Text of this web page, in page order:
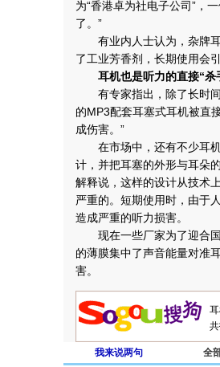
为“香港卓为社电子公司”，
了。”
有业内人士认为，杂牌耳
了工业芳香剂，长期使用会
耳机也是听力的直接“杀
有专家指出，除了长时间
的MP3配套耳塞式耳机被直
成伤害。”
在市场中，还有不少耳机
计，并把耳塞的外形与耳朵
解释说，这样的设计从技术
严重的。短期使用时，由于
造成严重的听力损害。
现在一些厂家为了迎合国
的薄膜集中了声音能量对准
害。
我来说两句 全